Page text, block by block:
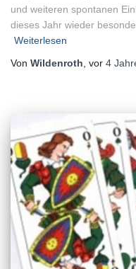
und weiteren spontanen
dieses Jahr wieder
Weiterlesen
Von Wildenroth , vor 4